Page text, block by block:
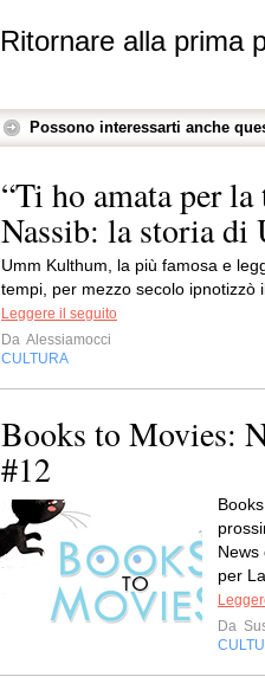
Ritornare alla prima
Possono interessarti anche
“Ti ho amata per
Nassib: la storia di
Umm Kulthum, la più famosa e
tempi, per mezzo secolo ipnotizzò
Leggere il seguito
Da Alessiamocci
CULTURA
Books to Movies:
#12
News
per
Da